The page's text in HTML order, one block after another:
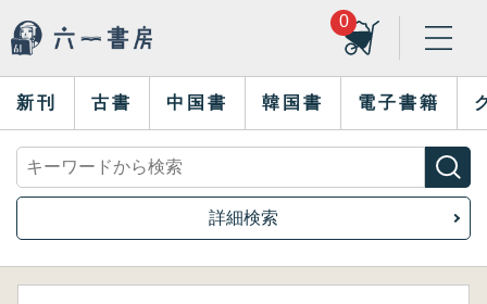
0
新刊 古書 中国書 韓国書 電子書籍
詳細検索